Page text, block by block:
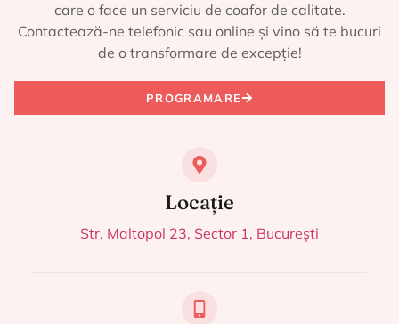
care o face un serviciu de coafor de calitate.
Contactează-ne telefonic sau online și vino să te bucuri
de o transformare de excepție!
PROGRAMARE
Locație
Str. Maltopol 23, Sector 1, București